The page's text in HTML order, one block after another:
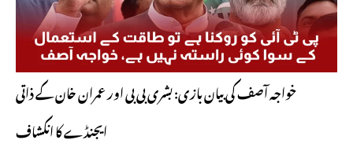
خواجہ آصف کی بیان بازی: بشری بی بی اور عمران خان کے ذاتی
ایجنڈے کا انکشاف